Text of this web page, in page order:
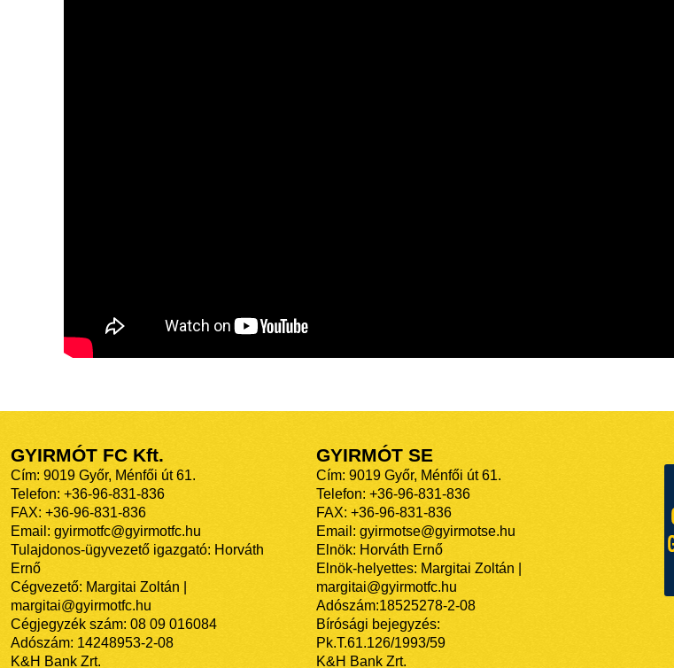
GYIRMÓT FC Kft.
Cím: 9019 Győr, Ménfői út 61.
Telefon: +36-96-831-836
FAX: +36-96-831-836
Email: gyirmotfc@gyirmotfc.hu
Tulajdonos-ügyvezető igazgató: Horváth
Ernő
Cégvezető: Margitai Zoltán |
margitai@gyirmotfc.hu
Cégjegyzék szám: 08 09 016084
Adószám: 14248953-2-08
K&H Bank Zrt.
GYIRMÓT SE
Cím: 9019 Győr, Ménfői út 61.
Telefon: +36-96-831-836
FAX: +36-96-831-836
Email: gyirmotse@gyirmotse.hu
Elnök: Horváth Ernő
Elnök-helyettes: Margitai Zoltán |
margitai@gyirmotfc.hu
Adószám:18525278-2-08
Bírósági bejegyzés:
Pk.T.61.126/1993/59
K&H Bank Zrt.